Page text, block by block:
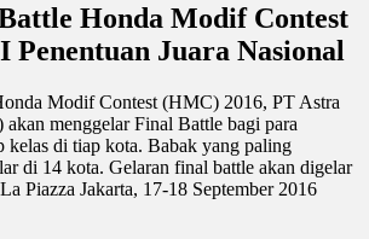
Honda Modif Contest
Penentuan Juara Nasional
Modif Contest (HMC) 2016, PT Astra
menggelar Final Battle bagi para
kelas di tiap kota. Babak yang paling
di 14 kota. Gelaran final battle akan digelar
Piazza Jakarta, 17-18 September 2016